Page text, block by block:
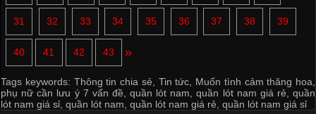
31 32 33 34 35 36 37 38 39
40 41 42 43 »
Tags keywords: Thông tin chia sẻ Tin tức Muốn tình cảm thăng hoa
phụ nữ cần lưu ý 7 vấn đề
quần lót nam ,quần lót nam giá rẻ
quần
lót nam giá sỉ quần lót nam quần lót nam giá rẻ quần lót nam giá sỉ